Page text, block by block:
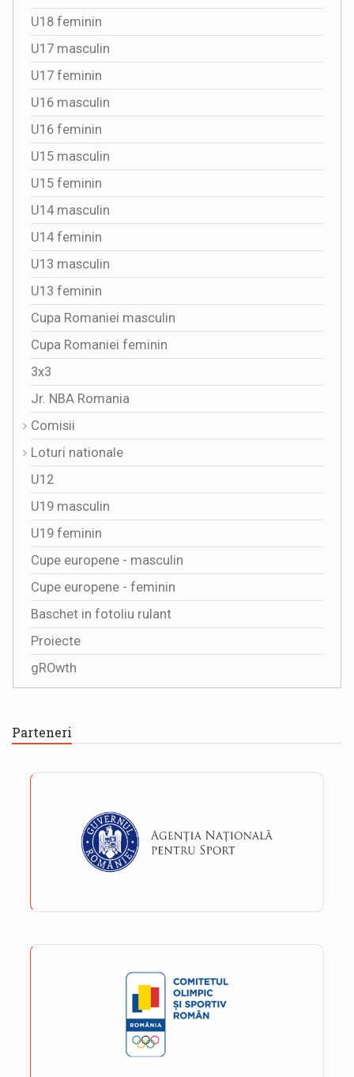
U18 feminin
U17 masculin
U17 feminin
U16 masculin
U16 feminin
U15 masculin
U15 feminin
U14 masculin
U14 feminin
U13 masculin
U13 feminin
Cupa Romaniei masculin
Cupa Romaniei feminin
3x3
Jr. NBA Romania
Comisii
Loturi nationale
U12
U19 masculin
U19 feminin
Cupe europene - masculin
Cupe europene - feminin
Baschet in fotoliu rulant
Proiecte
gROwth
Parteneri